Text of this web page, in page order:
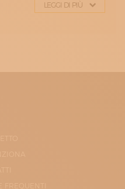
LEGGI DI PIÙ